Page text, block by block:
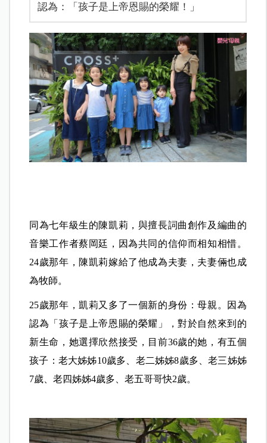
認為：「孩子是上帝恩賜的榮耀！」
同為七年級生的陳凱莉，與擅長詞曲創作及編曲的
音樂工作者蔡岡廷，因為共同的信仰而相知相惜。
24歲那年，陳凱莉嫁給了他成為夫妻，夫妻倆也成
為牧師。
25歲那年，凱莉又多了一個新的身份：母親。因為
認為「孩子是上帝恩賜的榮耀」，對於自然來到的
新生命，她選擇欣然接受， 目前36歲的她，有五個
孩子：老大姊姊10歲多、老二姊姊8歲多、老三姊姊
7歲、老四姊姊4歲多、老五哥哥快2歲。